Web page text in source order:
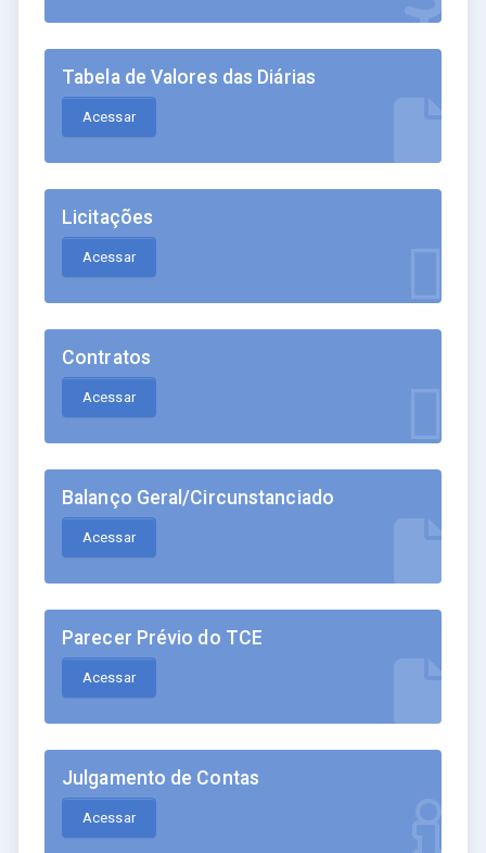
Tabela de Valores das Diárias
Acessar
Licitações
Acessar
Contratos
Acessar
Balanço Geral/Circunstanciado
Acessar
Parecer Prévio do TCE
Acessar
Julgamento de Contas
Acessar